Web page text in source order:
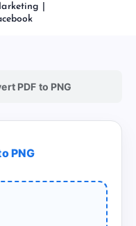
|
PDF to PNG
PNG